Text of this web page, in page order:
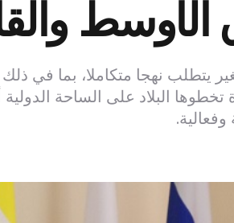
نهجا متكاملا، بما في ذلك
البلاد على الساحة